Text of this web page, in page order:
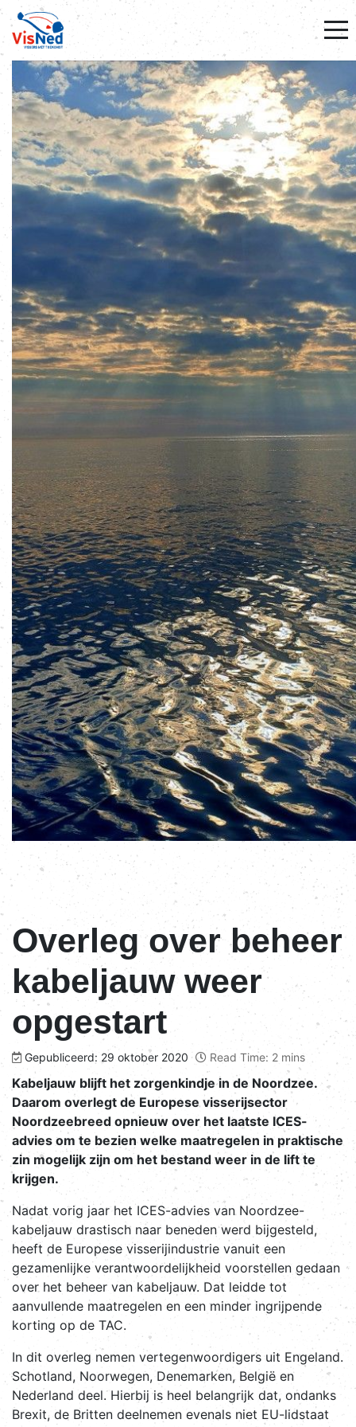
Overleg over beheer
kabeljauw weer
opgestart
Gepubliceerd: 29 oktober 2020 Read Time: 2 mins
Kabeljauw blijft het zorgenkindje in de Noordzee.
Daarom overlegt de Europese visserijsector
Noordzeebreed opnieuw over het laatste ICES-
advies om te bezien welke maatregelen in praktische
zin mogelijk zijn om het bestand weer in de lift te
krijgen.
Nadat vorig jaar het ICES-advies van Noordzee-
kabeljauw drastisch naar beneden werd bijgesteld,
heeft de Europese visserijindustrie vanuit een
gezamenlijke verantwoordelijkheid voorstellen gedaan
over het beheer van kabeljauw. Dat leidde tot
aanvullende maatregelen en een minder ingrijpende
korting op de TAC.
In dit overleg nemen vertegenwoordigers uit Engeland.
Schotland, Noorwegen, Denemarken, België en
Nederland deel. Hierbij is heel belangrijk dat, ondanks
Brexit, de Britten deelnemen evenals niet EU-lidstaat